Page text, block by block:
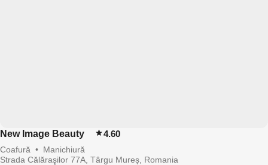
New Image Beauty 4.60
Coafură • Manichiură
Strada Călăraşilor 77A, Târgu Mureș, Romania